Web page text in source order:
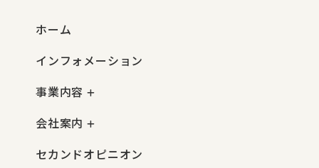
ホーム
インフォメーション
事業内容
会社案内
セカンドオピニオン